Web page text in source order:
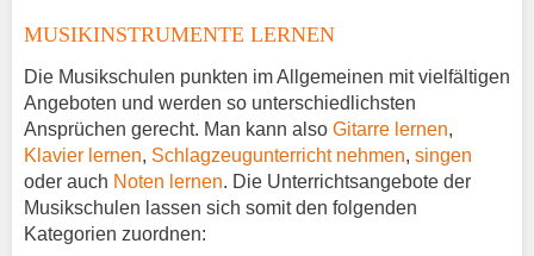
MUSIKINSTRUMENTE LERNEN
Die Musikschulen punkten im Allgemeinen mit vielfältigen
Angeboten und werden so unterschiedlichsten
Ansprüchen gerecht. Man kann also Gitarre lernen,
Klavier lernen, Schlagzeugunterricht nehmen, singen
oder auch Noten lernen. Die Unterrichtsangebote der
Musikschulen lassen sich somit den folgenden
Kategorien zuordnen: